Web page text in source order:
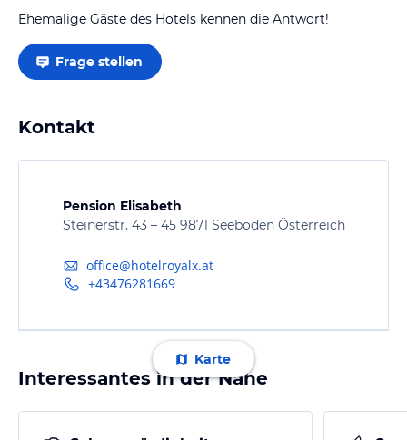
Ehemalige Gäste des Hotels kennen die Antwort!
Frage stellen
Kontakt
Pension Elisabeth
Steinerstr. 43 – 45 9871 Seeboden Österreich
office@hotelroyalx.at
+43476281669
Karte
Interessantes in der Nähe